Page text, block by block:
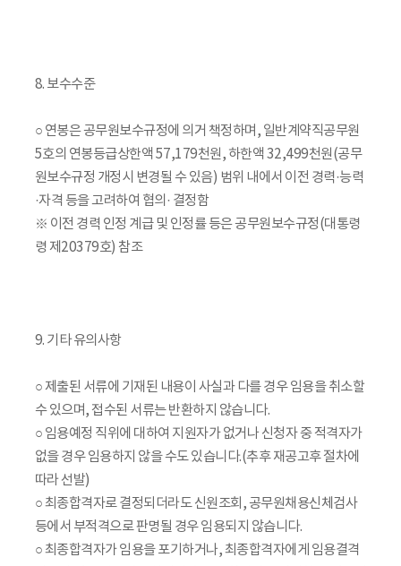
8. 보수수준
○ 연봉은 공무원보수규정에 의거 책정하며, 일반계약직공무원
5호의 연봉등급상한액 57,179천원, 하한액 32,499천원(공무
원보수규정 개정시 변경될 수 있음) 범위 내에서 이전 경력·능력
·자격 등을 고려하여 협의· 결정함
※ 이전 경력 인정 계급 및 인정률 등은 공무원보수규정(대통령
령 제20379호) 참조
9. 기타 유의사항
○ 제출된 서류에 기재된 내용이 사실과 다를 경우 임용을 취소할
수 있으며, 접수된 서류는 반환하지 않습니다.
○ 임용예정 직위에 대하여 지원자가 없거나 신청자 중 적격자가
없을 경우 임용하지 않을 수도 있습니다.(추후 재공고후 절차에
따라 선발)
○ 최종합격자로 결정되더라도 신원조회, 공무원채용신체검사
등에서 부적격으로 판명될 경우 임용되지 않습니다.
○ 최종합격자가 임용을 포기하거나, 최종합격자에게 임용결격